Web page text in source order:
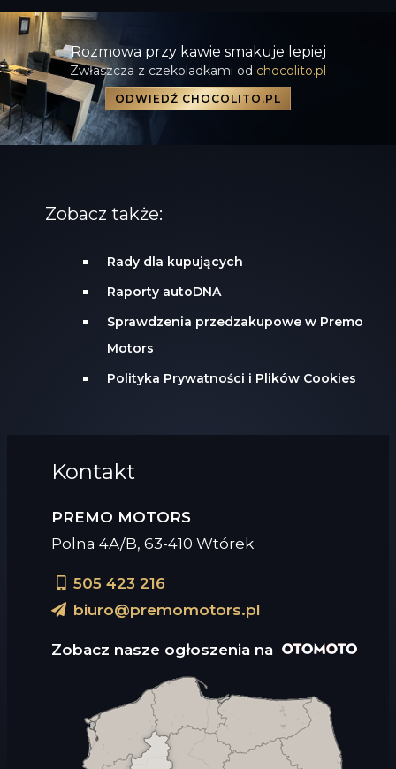
Rozmowa przy kawie smakuje lepiej
Zwłaszcza z czekoladkami od chocolito.pl
ODWIEDŹ CHOCOLITO.PL
Zobacz także:
Rady dla kupujących
Raporty autoDNA
Sprawdzenia przedzakupowe w Premo
Motors
Polityka Prywatności i Plików Cookies
Kontakt
PREMO MOTORS
Polna 4A/B, 63-410 Wtórek
505 423 216
biuro@premomotors.pl
Zobacz nasze ogłoszenia na